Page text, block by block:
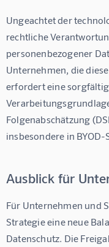
Ungeachtet der
rechtliche
personenbezogener
Unternehmen, die
erfordert eine
Folgenabschätzung
insbesondere in BYOD-
Ausblick für
Für Unternehmen und
Strategie eine neue
Datenschutz. Die